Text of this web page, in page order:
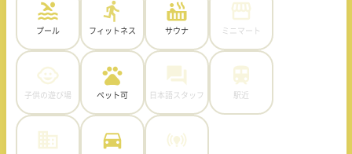
プール フィットネス サウナ ミニマート
子供の遊び場 ペット可 日本語スタッフ 駅近